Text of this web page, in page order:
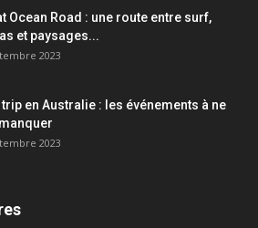
Ocean Road : une route entre surf,
et paysages...
2023
en Australie : les événements à ne
2023